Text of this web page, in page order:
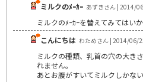
ミルクのﾒｰｶｰ あずきさん | 2014/
ミルクのﾒｰｶｰを替えてみてはい
こんにちは わためさん | 2014/06/
ミルクの種類、乳首の穴の大き
れません。
あとお腹がすいてミルクしかな